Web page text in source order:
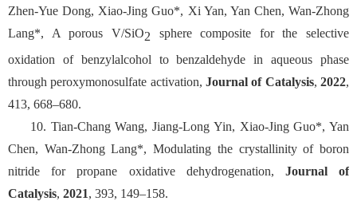
Zhen-Yue Dong, Xiao-Jing Guo*, Xi Yan, Yan Chen, Wan-Zhong
Lang*, A porous V/SiO2 sphere composite for the selective
oxidation of benzylalcohol to benzaldehyde in aqueous phase
through peroxymonosulfate activation, Journal of Catalysis,2022,
413, 668–680.
10. Tian-Chang Wang, Jiang-Long Yin, Xiao-Jing Guo*, Yan
Chen, Wan-Zhong Lang*, Modulating the crystallinity of boron
nitride for propane oxidative dehydrogenation, Journal of
Catalysis, 2021, 393, 149–158.